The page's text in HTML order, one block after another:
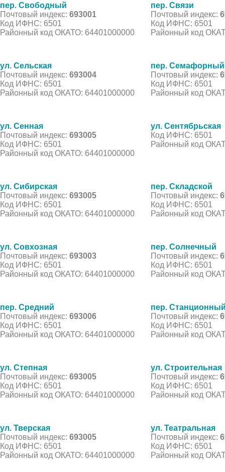
пер. Свободный
Почтовый индекс: 693001
Код ИФНС: 6501
Районный код ОКАТО: 64401000000
пер. Связи
Почтовый индекс:
Код ИФНС: 6501
Районный код
ул. Сельская
Почтовый индекс: 693004
Код ИФНС: 6501
Районный код ОКАТО: 64401000000
пер. Семафорный
Почтовый индекс:
Код ИФНС: 6501
Районный код
ул. Сенная
Почтовый индекс: 693005
Код ИФНС: 6501
Районный код ОКАТО: 64401000000
ул. Сентябрьская
Код ИФНС: 6501
Районный код
ул. Сибирская
Почтовый индекс: 693005
Код ИФНС: 6501
Районный код ОКАТО: 64401000000
пер. Складской
Почтовый индекс:
Код ИФНС: 6501
Районный код
ул. Совхозная
Почтовый индекс: 693003
Код ИФНС: 6501
Районный код ОКАТО: 64401000000
пер. Солнечный
Почтовый индекс:
Код ИФНС: 6501
Районный код
пер. Средний
Почтовый индекс: 693006
Код ИФНС: 6501
Районный код ОКАТО: 64401000000
пер.
Почтовый индекс:
Код ИФНС: 6501
Районный код
ул. Степная
Почтовый индекс: 693005
Код ИФНС: 6501
Районный код ОКАТО: 64401000000
ул. Строительная
Почтовый индекс:
Код ИФНС: 6501
Районный код
ул. Тверская
Почтовый индекс: 693005
Код ИФНС: 6501
Районный код ОКАТО: 64401000000
ул. Театральная
Почтовый индекс:
Код ИФНС: 6501
Районный код